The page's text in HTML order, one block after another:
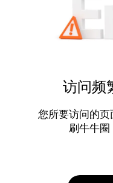
访问频
您所要访问的
刷牛牛圈